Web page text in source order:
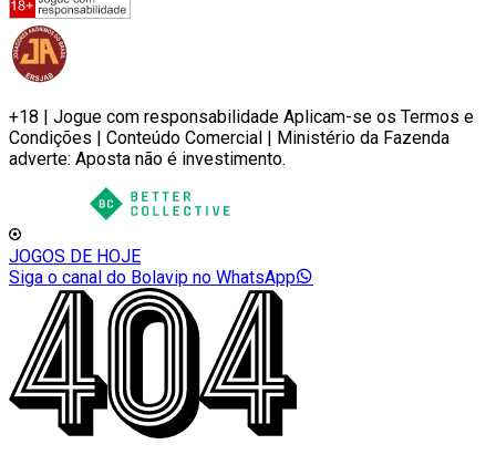
+18 | Jogue com responsabilidade Aplicam-se os Termos e
Condições | Conteúdo Comercial | Ministério da Fazenda
adverte: Aposta não é investimento.
JOGOS DE HOJE
Siga o canal do Bolavip no WhatsApp